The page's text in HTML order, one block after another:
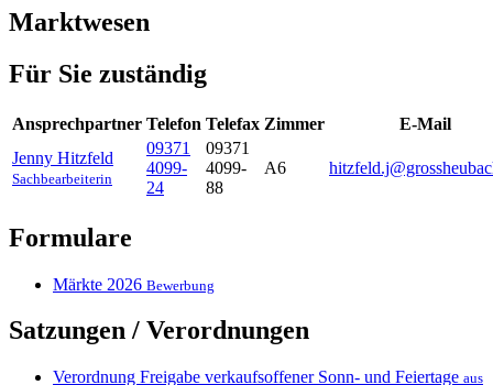
Marktwesen
Für Sie zuständig
Ansprechpartner Telefon Telefax Zimmer
E-Mail
Jenny Hitzfeld
Sachbearbeiterin
09371
4099-
24
09371
4099-
88
A6
Formulare
Märkte 2026 Bewerbung
Satzungen / Verordnungen
Verordnung Freigabe verkaufsoffener Sonn- und Feiertage aus